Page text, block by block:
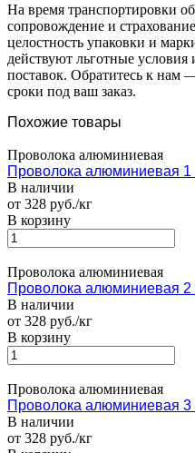
На время транспортировки
сопровождение и
целостность упаковки и
действуют льготные условия
поставок. Обратитесь к нам
сроки под ваш заказ.
Похожие товары
Проволока алюминиевая
Проволока алюминиевая
В наличии
от 328 руб./кг
В корзину
Проволока алюминиевая
Проволока алюминиевая
В наличии
от 328 руб./кг
В корзину
Проволока алюминиевая
Проволока алюминиевая
В наличии
от 328 руб./кг